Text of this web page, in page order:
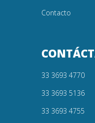
Contacto
33 3693 4770
33 3693 5136
33 3693 4755